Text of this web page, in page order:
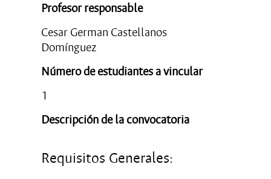
Profesor responsable
Cesar German Castellanos
Domínguez
Número de estudiantes a vincular
1
Descripción de la convocatoria
Requisitos Generales: